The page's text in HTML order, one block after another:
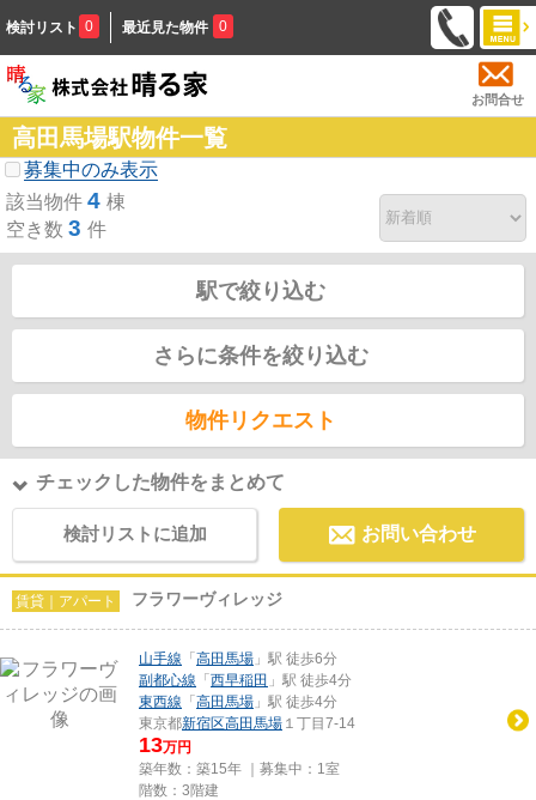
検討リスト 0 最近見た物件 0
お問合せ
高田馬場駅物件一覧
募集中のみ表示
該当物件 4 棟
空き数 3 件
駅で絞り込む
さらに条件を絞り込む
物件リクエスト
チェックした物件をまとめて
検討リストに追加 お問い合わせ
賃貸｜アパート フラワーヴィレッジ
山手線 「 高田馬場 」駅 徒歩6分
副都心線 「 西早稲田 」駅 徒歩4分
東西線 「 高田馬場 」駅 徒歩4分
東京都新宿区高田馬場 １丁目7-14
13万円
築年数：築15年 ｜募集中： 1室
階数：3階建